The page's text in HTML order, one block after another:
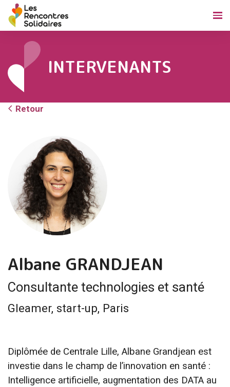
INTERVENANTS
Retour
Albane GRANDJEAN
Consultante technologies et santé
Gleamer, start-up, Paris
Diplômée de Centrale Lille, Albane Grandjean est
investie dans le champ de l’innovation en santé :
Intelligence artificielle, augmentation des DATA au